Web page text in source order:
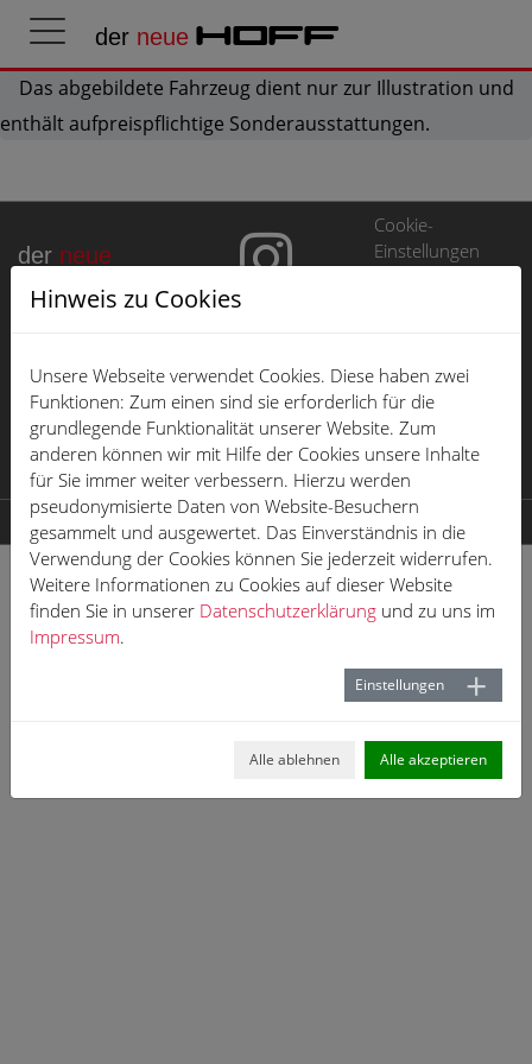
der neue HOFF
Das abgebildete Fahrzeug dient nur zur Illustration und
enthält aufpreispflichtige Sonderausstattungen.
der neue
HOFF
Cookie-
Einstellungen
Datenschutz
Öffnungszeiten
Karriere
© 2026 der neue HOFF
Hinweis zu Cookies
Unsere Webseite verwendet Cookies. Diese haben zwei
Funktionen: Zum einen sind sie erforderlich für die
grundlegende Funktionalität unserer Website. Zum
anderen können wir mit Hilfe der Cookies unsere Inhalte
für Sie immer weiter verbessern. Hierzu werden
pseudonymisierte Daten von Website-Besuchern
gesammelt und ausgewertet. Das Einverständnis in die
Verwendung der Cookies können Sie jederzeit widerrufen.
Weitere Informationen zu Cookies auf dieser Website
finden Sie in unserer Datenschutzerklärung und zu uns im
Impressum.
Einstellungen
Alle ablehnen Alle akzeptieren